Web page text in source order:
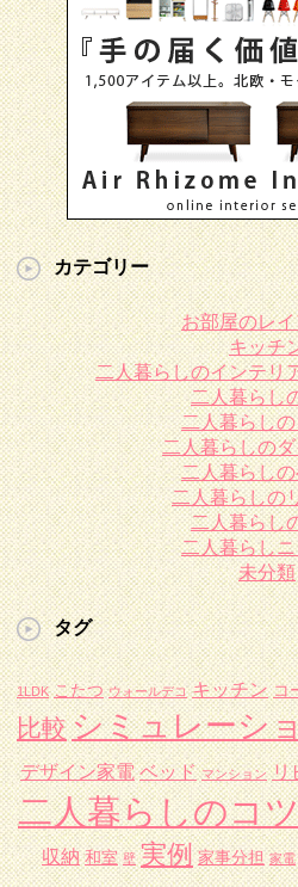
カテゴリー
お部屋のレ
キッチ
二人暮らしのインテリ
二人暮らし
二人暮らし
二人暮らしの
二人暮らし
二人暮らしの
二人暮らし
二人暮らし
未分類
タグ
1LDK こたつ ウォールデコ キッチン コ
比較シミュレーシ
デザイン家電 ベッド マンション リ
二人暮らしのコ
収納 和室 壁 実例 家事分担 家電